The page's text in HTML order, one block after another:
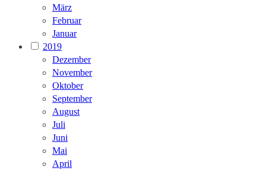
März
Februar
Januar
2019
Dezember
November
Oktober
September
August
Juli
Juni
Mai
April